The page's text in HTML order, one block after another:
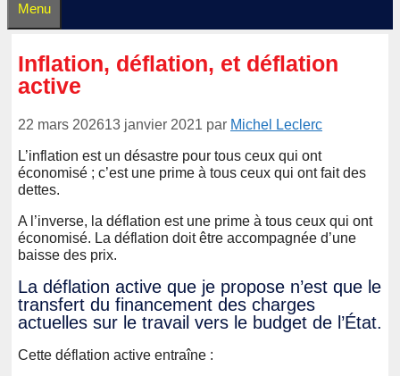
Menu
Inflation, déflation, et déflation
active
22 mars 202613 janvier 2021 par Michel Leclerc
L’inflation est un désastre pour tous ceux qui ont
économisé ; c’est une prime à tous ceux qui ont fait des
dettes.
A l’inverse, la déflation est une prime à tous ceux qui ont
économisé. La déflation doit être accompagnée d’une
baisse des prix.
La déflation active que je propose n’est que le
transfert du financement des charges
actuelles sur le travail vers le budget de l’État.
Cette déflation active entraîne :